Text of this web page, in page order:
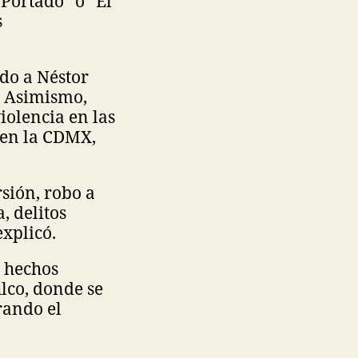
a Néstor
en las
la CDMX,
robo a
delitos
donde se
el